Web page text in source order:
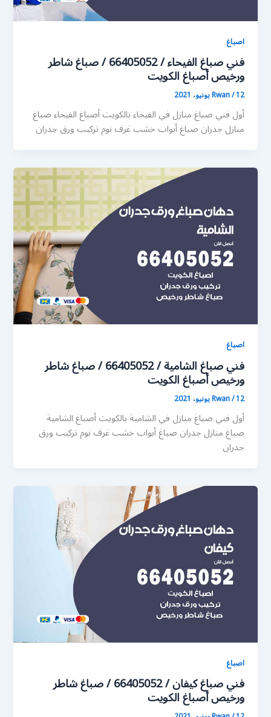
اصباغ
فني صباغ الفيحاء / 66405052 / صباغ شاطر
ورخيص أصباغ الكويت
Rwan/12 يونيو، 2021
أول فني صباغ منازل في الفيحاء بالكويت أصباغ الفيحاء صباغ
منازل جدران صباغ أبواب خشب غرف نوم تركيب ورق جدران
اصباغ
فني صباغ الشامية / 66405052 / صباغ شاطر
ورخيص أصباغ الكويت
Rwan/12 يونيو، 2021
أول فني صباغ منازل في الشامية بالكويت أصباغ الشامية
صباغ منازل جدران صباغ أبواب خشب غرف نوم تركيب ورق
جدران
اصباغ
فني صباغ كيفان / 66405052 / صباغ شاطر
ورخيص أصباغ الكويت